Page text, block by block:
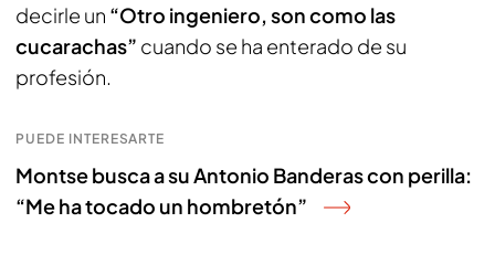
decirle un “Otro ingeniero, son como las
cucarachas” cuando se ha enterado de su
profesión.
PUEDE INTERESARTE
Montse busca a su Antonio Banderas con perilla:
“Me ha tocado un hombretón”